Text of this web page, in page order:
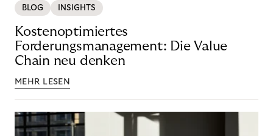
BLOG INSIGHTS
Kostenoptimiertes
Forderungsmanagement: Die Value
Chain neu denken
MEHR LESEN